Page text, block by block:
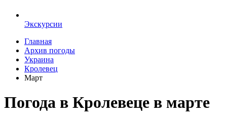
Экскурсии
Главная
Архив погоды
Украина
Кролевец
Март
Погода в Кролевеце в марте